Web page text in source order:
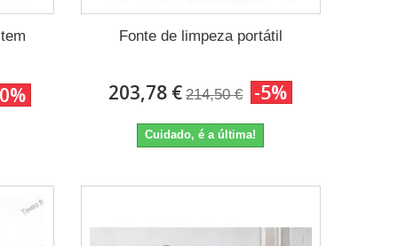
Fonte de limpeza portátil
203,78 € 214,50 € -5%
Cuidado, é a última!